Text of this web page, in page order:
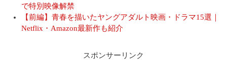
で特別映像解禁
【前編】青春を描いたヤングアダルト映画・ドラマ15選｜
Netflix・Amazon最新作も紹介
スポンサーリンク